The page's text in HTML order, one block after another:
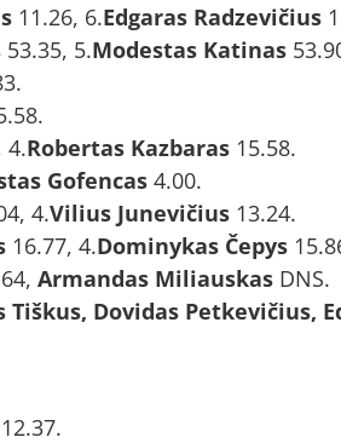
11.26, 6.Edgaras Radzevičius
53.35, 5.Modestas Katinas
4.Robertas Kazbaras 15.58.
Gofencas 4.00.
4.Vilius Junevičius 13.24.
16.77, 4.Dominykas Čepys
Armandas Miliauskas DNS.
Dovidas Petkevičius,
12.37.